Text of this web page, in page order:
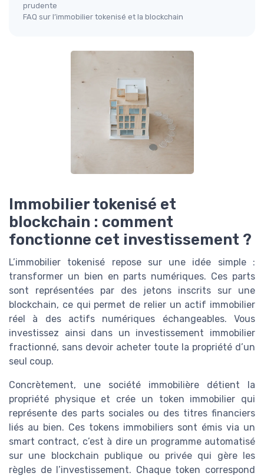
prudente
FAQ sur l’immobilier tokenisé et la blockchain
Immobilier tokenisé et
blockchain : comment
fonctionne cet investissement ?
L’immobilier tokenisé repose sur une idée simple :
transformer un bien en parts numériques. Ces parts
sont représentées par des jetons inscrits sur une
blockchain, ce qui permet de relier un actif immobilier
réel à des actifs numériques échangeables. Vous
investissez ainsi dans un investissement immobilier
fractionné, sans devoir acheter toute la propriété d’un
seul coup.
Concrètement, une société immobilière détient la
propriété physique et crée un token immobilier qui
représente des parts sociales ou des titres financiers
liés au bien. Ces tokens immobiliers sont émis via un
smart contract, c’est à dire un programme automatisé
sur une blockchain publique ou privée qui gère les
règles de l’investissement. Chaque token correspond